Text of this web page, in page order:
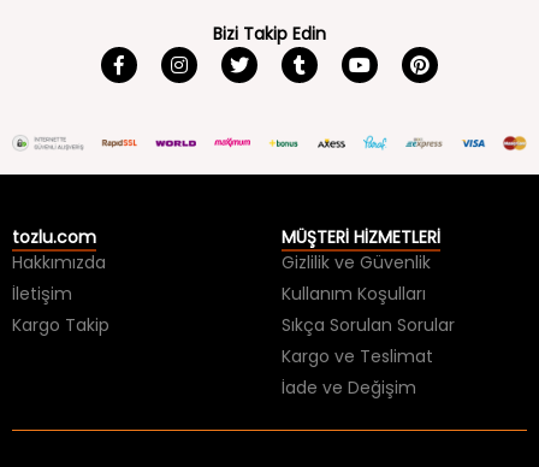
Bizi Takip Edin
tozlu.com
Hakkımızda
İletişim
Kargo Takip
MÜŞTERİ HİZMETLERİ
Gizlilik ve Güvenlik
Kullanım Koşulları
Sıkça Sorulan Sorular
Kargo ve Teslimat
İade ve Değişim